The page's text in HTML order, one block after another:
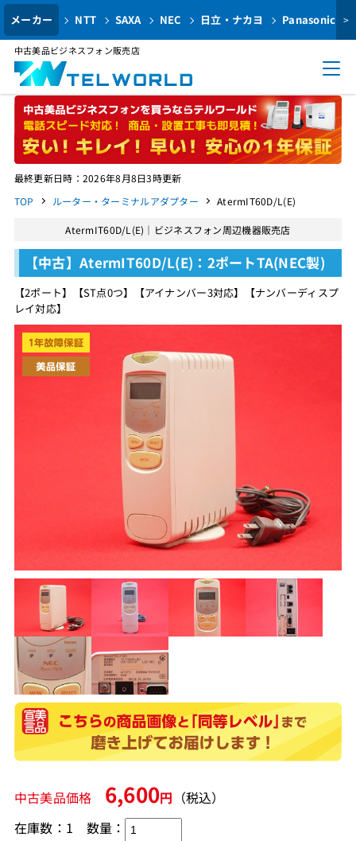
メーカー NTT SAXA NEC 日立・ナカヨ Panasonic >
中古美品ビジネスフォン販売店
最終更新日時：2026年8月8日3時更新
TOP
ルーター・ターミナルアダプター AtermIT60D/L(E)
AtermIT60D/L(E)｜ビジネスフォン周辺機器販売店
【中古】AtermIT60D/L(E)：2ポートTA(NEC製)
【2ポート】【ST点0つ】【アイナンバー3対応】【ナンバーディスプ
レイ対応】
中古美品価格 6,600円 （税込）
在庫数：1 数量：